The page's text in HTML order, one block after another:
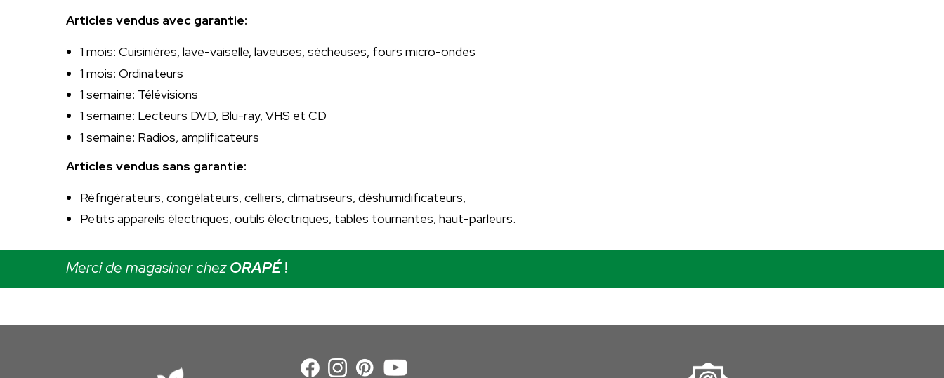
Articles vendus avec garantie:
1 mois: Cuisinières, lave-vaiselle, laveuses, sécheuses, fours micro-ondes
1 mois: Ordinateurs
1 semaine: Télévisions
1 semaine: Lecteurs DVD, Blu-ray, VHS et CD
1 semaine: Radios, amplificateurs
Articles vendus sans garantie:
Réfrigérateurs, congélateurs, celliers, climatiseurs, déshumidificateurs,
Petits appareils électriques, outils électriques, tables tournantes, haut-parleurs.
Merci de magasiner chez ORAPÉ!